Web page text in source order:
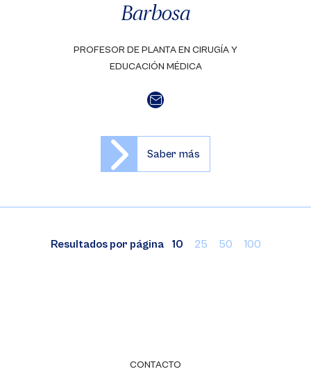
Barbosa
PROFESOR DE PLANTA EN CIRUGÍA Y
EDUCACIÓN MÉDICA
Saber más
Resultados por página 10 25 50 100
CONTACTO